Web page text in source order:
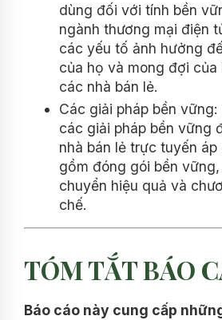
dùng đối với tính bền
ngành thương mại điện
các yếu tố ảnh hưởng
của họ và mong đợi
các nhà bán lẻ.
Các giải pháp bền vững:
các giải pháp bền vững
nhà bán lẻ trực tuyến áp
gồm đóng gói bền
chuyển hiệu quả và
chế.
TÓM TẮT BÁO
Báo cáo này cung cấp